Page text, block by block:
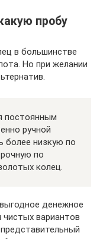
пробу
в большинстве
Но при желании
постоянным
ручной
более низкую по
по
колец.
денежное
вариантов